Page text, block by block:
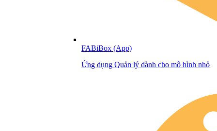
FABiBox (App)
Ứng dụng Quản lý dành cho mô hình nhỏ